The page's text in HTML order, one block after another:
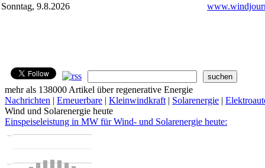
Sonntag, 9.8.2026
mehr als 138000 Artikel über regenerative Energie
Nachrichten | Erneuerbare | Kleinwindkraft | Solarenergie |
Wind und Solarenergie heute
Einspeiseleistung in MW für Wind- und Solarenergie heute:
…
…